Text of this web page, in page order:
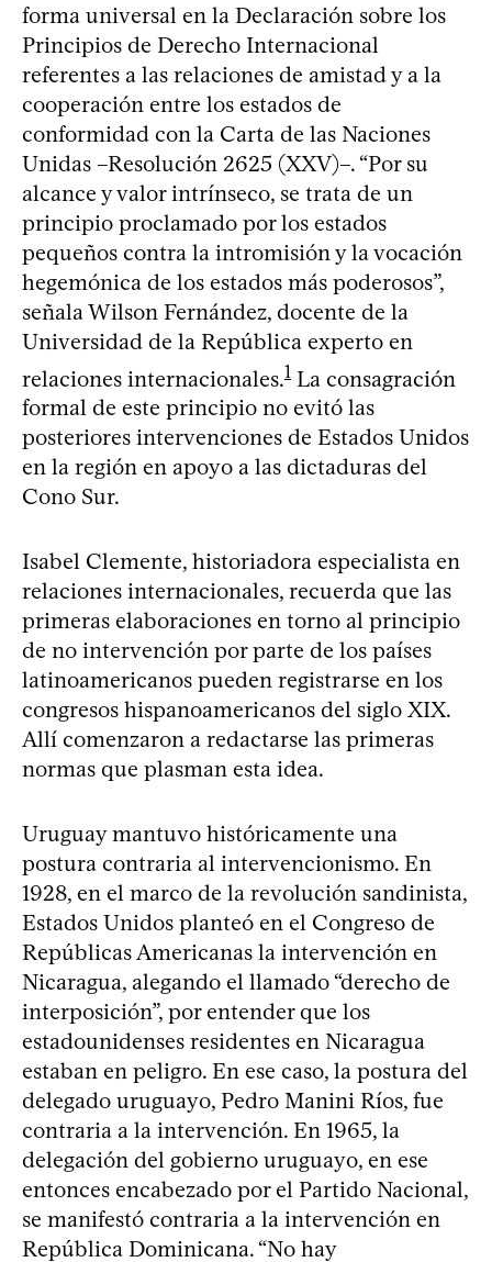
forma universal en la Declaración sobre los
Principios de Derecho Internacional
referentes a las relaciones de amistad y a la
cooperación entre los estados de
conformidad con la Carta de las Naciones
Unidas –Resolución 2625 (XXV)–. “Por su
alcance y valor intrínseco, se trata de un
principio proclamado por los estados
pequeños contra la intromisión y la vocación
hegemónica de los estados más poderosos”,
señala Wilson Fernández, docente de la
Universidad de la República experto en
relaciones internacionales.1 La consagración
formal de este principio no evitó las
posteriores intervenciones de Estados Unidos
en la región en apoyo a las dictaduras del
Cono Sur.
Isabel Clemente, historiadora especialista en
relaciones internacionales, recuerda que las
primeras elaboraciones en torno al principio
de no intervención por parte de los países
latinoamericanos pueden registrarse en los
congresos hispanoamericanos del siglo XIX.
Allí comenzaron a redactarse las primeras
normas que plasman esta idea.
Uruguay mantuvo históricamente una
postura contraria al intervencionismo. En
1928, en el marco de la revolución sandinista,
Estados Unidos planteó en el Congreso de
Repúblicas Americanas la intervención en
Nicaragua, alegando el llamado “derecho de
interposición”, por entender que los
estadounidenses residentes en Nicaragua
estaban en peligro. En ese caso, la postura del
delegado uruguayo, Pedro Manini Ríos, fue
contraria a la intervención. En 1965, la
delegación del gobierno uruguayo, en ese
entonces encabezado por el Partido Nacional,
se manifestó contraria a la intervención en
República Dominicana. “No hay